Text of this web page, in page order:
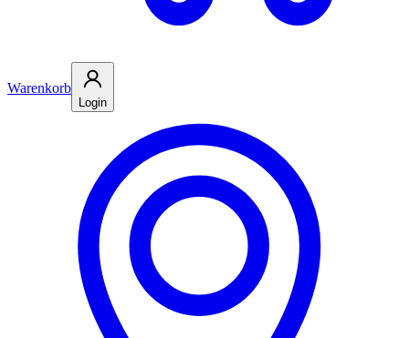
Warenkorb
Login